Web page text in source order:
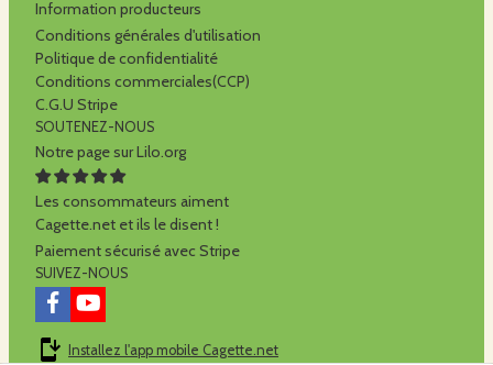
Information producteurs
Conditions générales d'utilisation
Politique de confidentialité
Conditions commerciales(CCP)
C.G.U Stripe
SOUTENEZ-NOUS
Notre page sur Lilo.org
Les consommateurs aiment
Cagette.net et ils le disent !
Paiement sécurisé avec Stripe
SUIVEZ-NOUS
Installez l'app mobile Cagette.net